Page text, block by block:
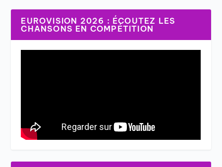
EUROVISION 2026 : ÉCOUTEZ LES
CHANSONS EN COMPÉTITION